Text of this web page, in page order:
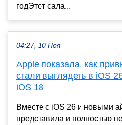
годЭтот сала...
04:27, 10 Ноя
Apple показала, как
стали выглядеть в iOS
iOS 18
Вместе с iOS 26 и новыми
представила и полностью